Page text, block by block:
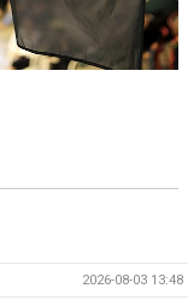
2026-08-03 13:48